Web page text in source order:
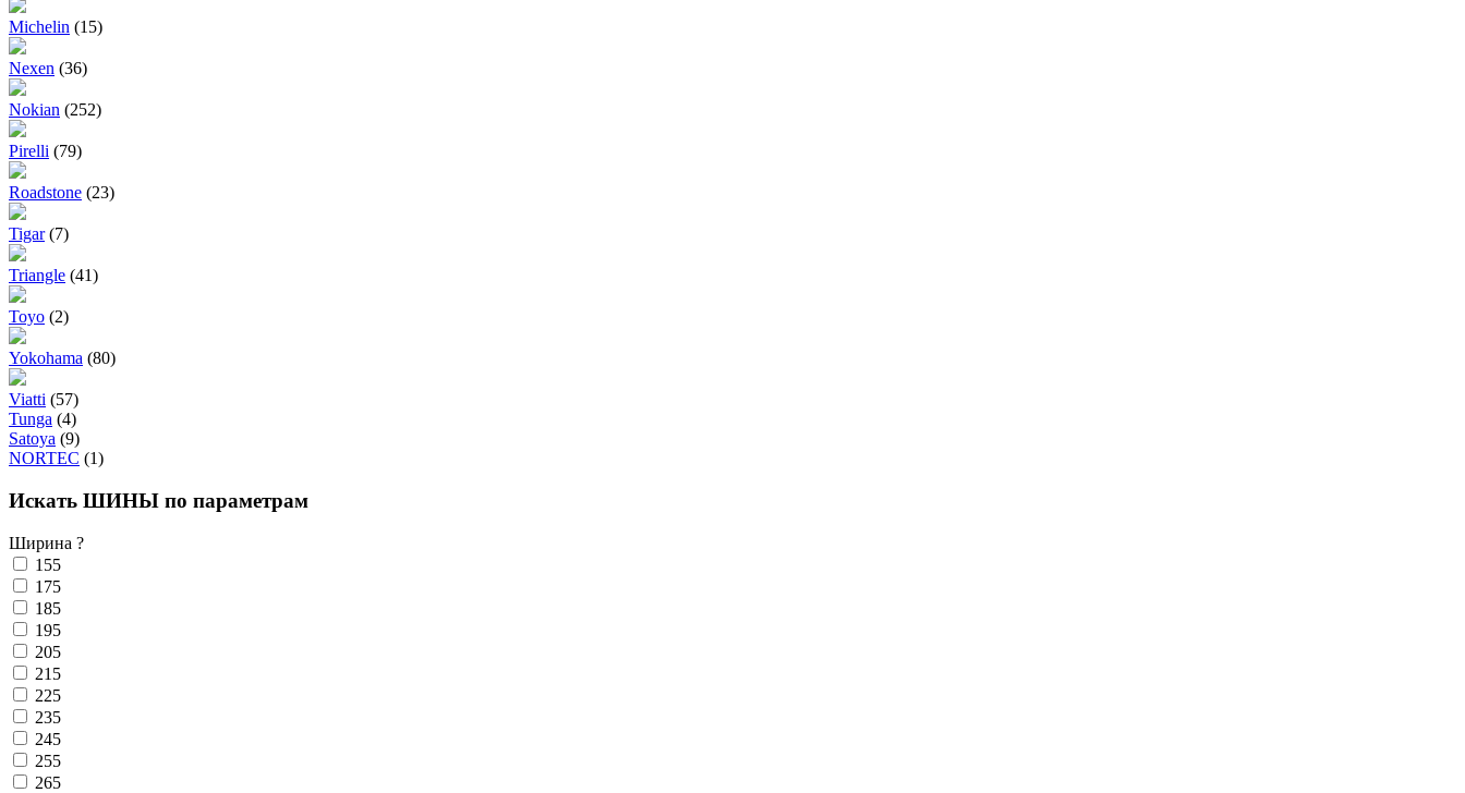
Michelin (15)
Nexen (36)
Nokian (252)
Pirelli (79)
Roadstone (23)
Tigar (7)
Triangle (41)
Toyo (2)
Yokohama (80)
Viatti (57)
Tunga (4)
Satoya (9)
NORTEC (1)
Искать ШИНЫ по параметрам
Ширина ?
155
175
185
195
205
215
225
235
245
255
265